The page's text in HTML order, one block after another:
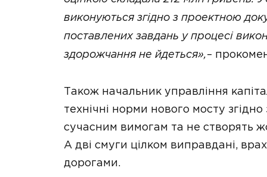
виконуються згідно з проектною
поставлених завдань у процесі
здорожчання не йдеться»,–
Також начальник управління
технічні норми нового мосту
сучасним вимогам та не створять
А дві смуги цілком виправдані,
дорогами.